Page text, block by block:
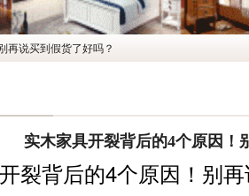
再说买到假货了好吗？
实木家具开裂背后的4个原因！
裂背后的4个原因！别